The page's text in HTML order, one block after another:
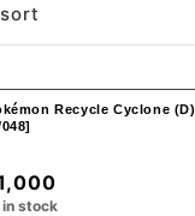
Recycle Cyclone
in stock